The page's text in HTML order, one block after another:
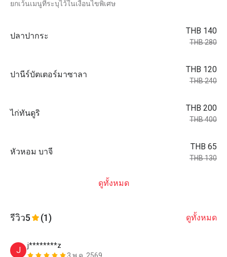
ยกเว้นเมนูที่ระบุไว้ในเงื่อนไขพิเศษ
ปลาปากระ
THB 140
THB 280
ปานีร์บัตเตอร์มาซาลา
THB 120
THB 240
ไก่ทันดูริ
THB 200
THB 400
หัวหอม บาจี
THB 65
THB 130
ดูทั้งหมด
รีวิว5 (1) ดูทั้งหมด
J
j********z